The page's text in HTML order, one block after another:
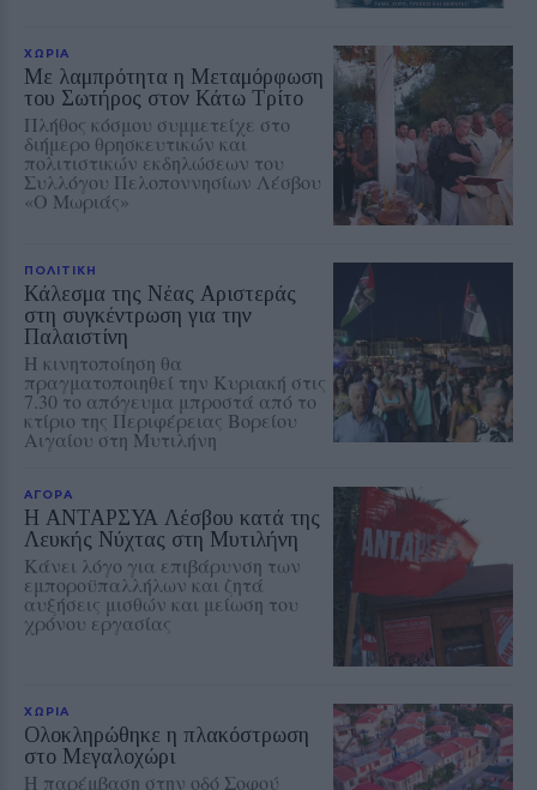
ΧΩΡΙΑ
Με λαμπρότητα η Μεταμόρφωση
του Σωτήρος στον Κάτω Τρίτο
Πλήθος κόσμου συμμετείχε στο
διήμερο θρησκευτικών και
πολιτιστικών εκδηλώσεων του
Συλλόγου Πελοποννησίων Λέσβου
«Ο Μωριάς»
ΠΟΛΙΤΙΚΗ
Κάλεσμα της Νέας Αριστεράς
στη συγκέντρωση για την
Παλαιστίνη
Η κινητοποίηση θα
πραγματοποιηθεί την Κυριακή στις
7.30 το απόγευμα μπροστά από το
κτίριο της Περιφέρειας Βορείου
Αιγαίου στη Μυτιλήνη
ΑΓΟΡΑ
Η ΑΝΤΑΡΣΥΑ Λέσβου κατά της
Λευκής Νύχτας στη Μυτιλήνη
Κάνει λόγο για επιβάρυνση των
εμποροϋπαλλήλων και ζητά
αυξήσεις μισθών και μείωση του
χρόνου εργασίας
ΧΩΡΙΑ
Ολοκληρώθηκε η πλακόστρωση
στο Μεγαλοχώρι
Η παρέμβαση στην οδό Σοφού